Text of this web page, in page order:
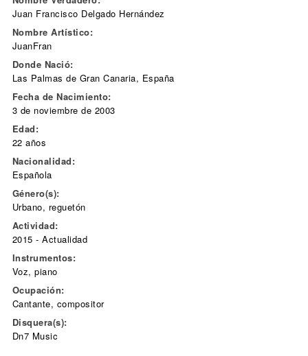
Juan Francisco Delgado Hernández
Nombre Artístico:
JuanFran
Donde Nació:
Las Palmas de Gran Canaria, España
Fecha de Nacimiento:
3 de noviembre de 2003
Edad:
22 años
Nacionalidad:
Española
Género(s):
Urbano, reguetón
Actividad:
2015 - Actualidad
Instrumentos:
Voz, piano
Ocupación:
Cantante, compositor
Disquera(s):
Dn7 Music